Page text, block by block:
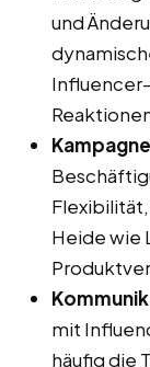
und
Heide wie
mit
häufig die